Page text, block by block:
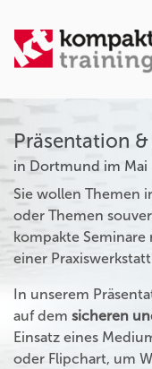
Präsentation
in Dortmund im Mai
Sie wollen Themen
oder Themen
kompakte
einer
In unserem
auf dem sicheren
Einsatz eines
oder Flipchart, um